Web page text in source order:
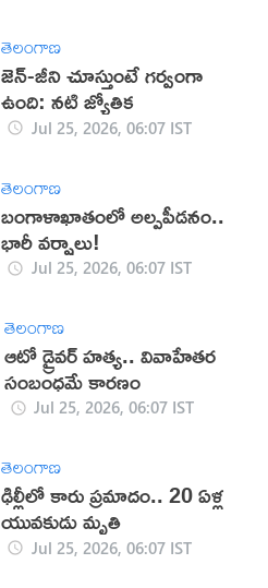
తెలంగాణ
జెన్‌-జీని చూస్తుంటే గర్వంగా
ఉంది: నటి జ్యోతిక
Jul 25, 2026, 06:07 IST
తెలంగాణ
బంగాళాఖాతంలో అల్పపీడనం..
భారీ వర్షాలు!
Jul 25, 2026, 06:07 IST
తెలంగాణ
ఆటో డ్రైవర్ హత్య.. వివాహేతర
సంబంధమే కారణం
Jul 25, 2026, 06:07 IST
తెలంగాణ
ఢిల్లీలో కారు ప్రమాదం.. 20 ఏళ్ల
యువకుడు మృతి
Jul 25, 2026, 06:07 IST